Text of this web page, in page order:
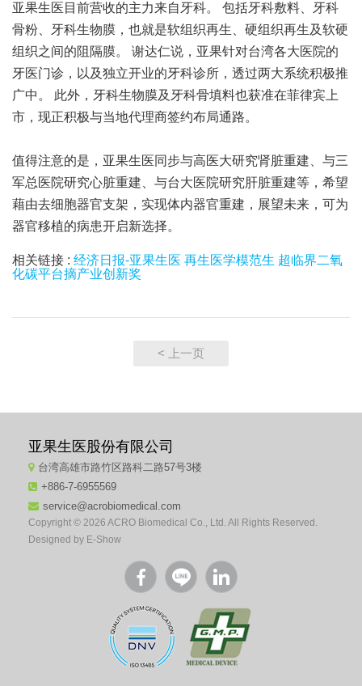
亚果生医目前营收的主力来自牙科。 包括牙科敷料、牙科
骨粉、牙科生物膜，也就是软组织再生、硬组织再生及软硬
组织之间的阻隔膜。 谢达仁说，亚果针对台湾各大医院的
牙医门诊，以及独立开业的牙科诊所，透过两大系统积极推
广中。 此外，牙科生物膜及牙科骨填料也获准在菲律宾上
市，现正积极与当地代理商签约布局通路。
值得注意的是，亚果生医同步与高医大研究肾脏重建、与三
军总医院研究心脏重建、与台大医院研究肝脏重建等，希望
藉由去细胞器官支架，实现体内器官重建，展望未来，可为
器官移植的病患开启新选择。
相关链接 : 经济日报-亚果生医 再生医学模范生 超临界二氧
化碳平台摘产业创新奖
< 上一页
亚果生医股份有限公司
台湾高雄市路竹区路科二路57号3楼
+886-7-6955569
service@acrobiomedical.com
Copyright © 2026 ACRO Biomedical Co., Ltd. All Rights Reserved.
Designed by E-Show